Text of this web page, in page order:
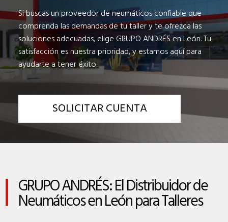
Si buscas un proveedor de neumáticos confiable que
comprenda las demandas de tu taller y te ofrezca las
soluciones adecuadas, elige GRUPO ANDRÉS en León. Tu
satisfacción es nuestra prioridad, y estamos aquí para
ayudarte a tener éxito.
SOLICITAR CUENTA
GRUPO ANDRÉS: El Distribuidor de
Neumáticos en León para Talleres